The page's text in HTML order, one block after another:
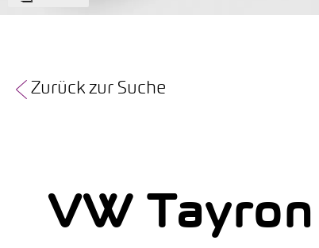
Zurück zur Suche
VW